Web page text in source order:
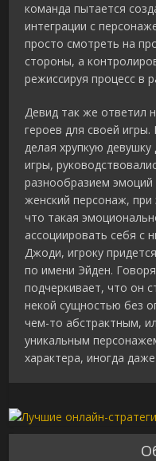
команда пытается
интеграции с
просто смотреть на
стороны, а
режиссируя процесс в
Девид так же ответил
героев для своей
делая хрупкую
игры,
разнообразием
женский персонаж,
что такая
ассоциировать себя с
Джоди, игроку
по имени Эйден.
подчеркивает, что он
некой сущностью без
чем-то абстрактным,
уникальным
характера, иногда